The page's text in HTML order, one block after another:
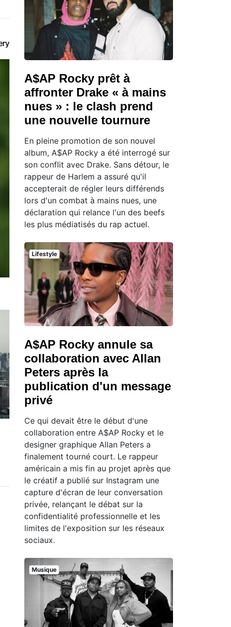
A$AP Rocky prêt à
affronter Drake « à mains
nues » : le clash prend
une nouvelle tournure
En pleine promotion de son nouvel
album, A$AP Rocky a été interrogé sur
son conflit avec Drake. Sans détour, le
rappeur de Harlem a assuré qu'il
accepterait de régler leurs différends
lors d'un combat à mains nues, une
déclaration qui relance l'un des beefs
les plus médiatisés du rap actuel.
Lifestyle
A$AP Rocky annule sa
collaboration avec Allan
Peters après la
publication d'un message
privé
Ce qui devait être le début d'une
collaboration entre A$AP Rocky et le
designer graphique Allan Peters a
finalement tourné court. Le rappeur
américain a mis fin au projet après que
le créatif a publié sur Instagram une
capture d'écran de leur conversation
privée, relançant le débat sur la
confidentialité professionnelle et les
limites de l'exposition sur les réseaux
sociaux.
Musique